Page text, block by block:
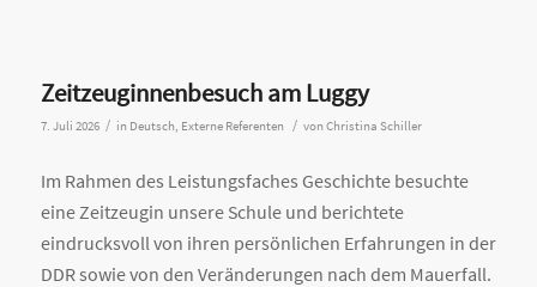
Zeitzeuginnenbesuch am Luggy
7. Juli 2026 / in Deutsch, Externe Referenten / von Christina Schiller
Im Rahmen des Leistungsfaches Geschichte besuchte
eine Zeitzeugin unsere Schule und berichtete
eindrucksvoll von ihren persönlichen Erfahrungen in der
DDR sowie von den Veränderungen nach dem Mauerfall.